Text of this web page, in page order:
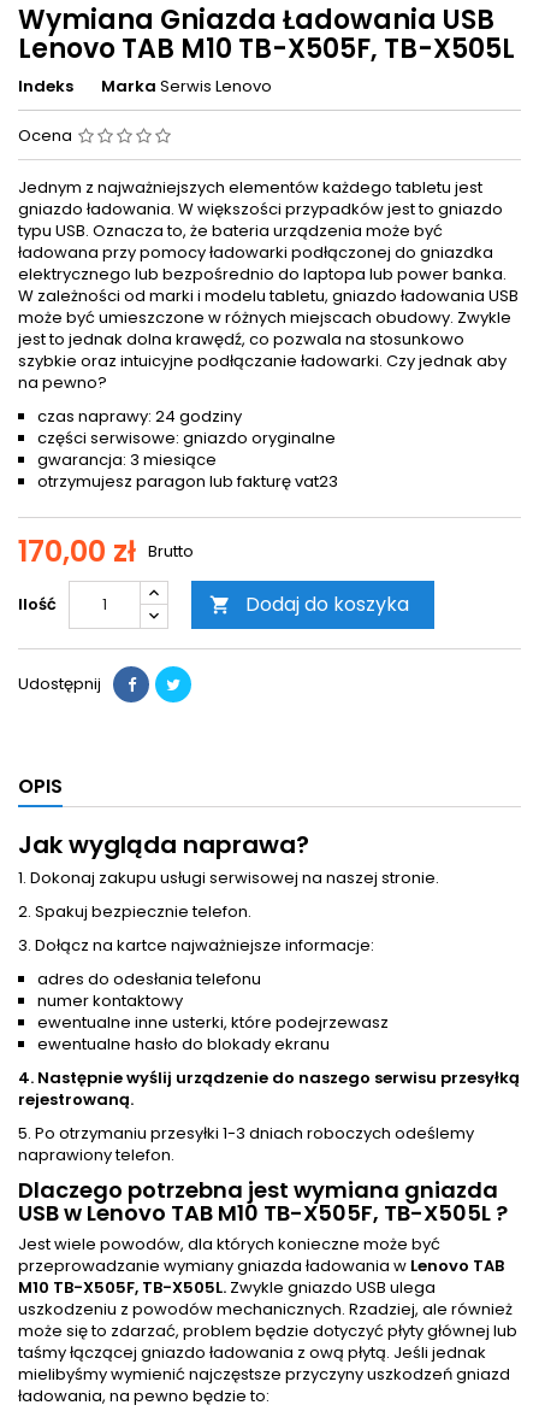
Wymiana Gniazda Ładowania USB
Lenovo TAB M10 TB-X505F, TB-X505L
Indeks Marka Serwis Lenovo
Ocena
Jednym z najważniejszych elementów każdego tabletu jest
gniazdo ładowania. W większości przypadków jest to gniazdo
typu USB. Oznacza to, że bateria urządzenia może być
ładowana przy pomocy ładowarki podłączonej do gniazdka
elektrycznego lub bezpośrednio do laptopa lub power banka.
W zależności od marki i modelu tabletu, gniazdo ładowania USB
może być umieszczone w różnych miejscach obudowy. Zwykle
jest to jednak dolna krawędź, co pozwala na stosunkowo
szybkie oraz intuicyjne podłączanie ładowarki. Czy jednak aby
na pewno?
czas naprawy: 24 godziny
części serwisowe: gniazdo oryginalne
gwarancja: 3 miesiące
otrzymujesz paragon lub fakturę vat23
170,00 zł Brutto
Ilość  Dodaj do koszyka
Udostępnij
OPIS
Jak wygląda naprawa?
1. Dokonaj zakupu usługi serwisowej na naszej stronie.
2. Spakuj bezpiecznie telefon.
3. Dołącz na kartce najważniejsze informacje:
adres do odesłania telefonu
numer kontaktowy
ewentualne inne usterki, które podejrzewasz
ewentualne hasło do blokady ekranu
4. Następnie wyślij urządzenie do naszego serwisu przesyłką
rejestrowaną.
5. Po otrzymaniu przesyłki 1-3 dniach roboczych odeślemy
naprawiony telefon.
Dlaczego potrzebna jest wymiana gniazda
USB w Lenovo TAB M10 TB-X505F, TB-X505L ?
Jest wiele powodów, dla których konieczne może być
przeprowadzanie wymiany gniazda ładowania w Lenovo TAB
M10 TB-X505F, TB-X505L. Zwykle gniazdo USB ulega
uszkodzeniu z powodów mechanicznych. Rzadziej, ale również
może się to zdarzać, problem będzie dotyczyć płyty głównej lub
taśmy łączącej gniazdo ładowania z ową płytą. Jeśli jednak
mielibyśmy wymienić najczęstsze przyczyny uszkodzeń gniazd
ładowania, na pewno będzie to: